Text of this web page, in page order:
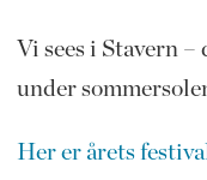
Vi sees i Stavern
under
Her er årets